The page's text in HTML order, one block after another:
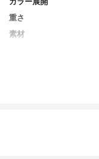
重さ
素材